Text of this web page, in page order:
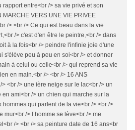
rapport entre<br /> sa vie privé et son
MARCHE VERS UNE VIE PRIVEE
/> <br /> Ce qui est beau dans la vie
/> c'est d'en être le peintre,<br /> dans
à la fois<br /> peindre l'infinie joie d'une
s'élève peu à peu en soi<br /> et donner
à celui ou celle<br /> qui reprend sa vie
en main.<br /> <br /> 16 ANS
> <br /> une ière neige sur le lac<br /> un
en ami<br /> un chien qui marche sur la
hommes qui parlent de la vie<br /> <br />
mur<br /> l’homme se lève<br /> me
/> <br /> sa peinture date de 16 ans<br